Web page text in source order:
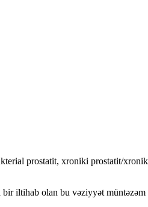
prostatit, xroniki prostatit/
iltihab olan bu vəziyyət